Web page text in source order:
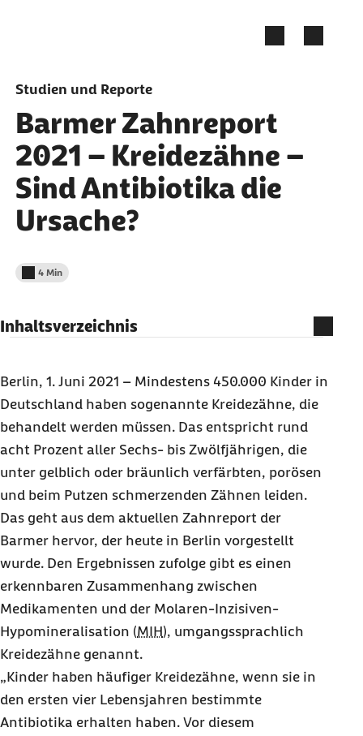
Studien und Reporte
Barmer Zahnreport
2021 – Kreidezähne –
Sind Antibiotika die
Ursache?
Lesedauer weniger als
4 Min
Inhaltsverzeichnis
Kreidezähnen
Mädchen haben häufiger Kreidezähne als
Jungen
Massive regionale Unterschiede beim Auftreten
von Kreidezähnen
Mitschnitt derOnline-Pressekonferenz zum
Barmer-Zahnreport 2021
Service / Materialien für Redaktionen
Berlin, 1. Juni 2021 – Mindestens 450.000 Kinder in
Deutschland haben sogenannte Kreidezähne, die
behandelt werden müssen. Das entspricht rund
acht Prozent aller Sechs- bis Zwölfjährigen, die
unter gelblich oder bräunlich verfärbten, porösen
und beim Putzen schmerzenden Zähnen leiden.
Das geht aus dem aktuellen Zahnreport der
Barmer hervor, der heute in Berlin vorgestellt
wurde. Den Ergebnissen zufolge gibt es einen
erkennbaren Zusammenhang zwischen
Medikamenten und der Molaren-Inzisiven-
Hypomineralisation (MIH), umgangssprachlich
Kreidezähne genannt.
„Kinder haben häufiger Kreidezähne, wenn sie in
den ersten vier Lebensjahren bestimmte
Antibiotika erhalten haben. Vor diesem